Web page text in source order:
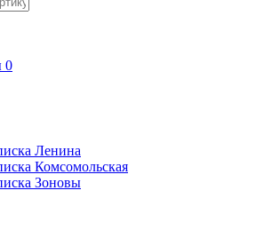
0
Ленина
Комсомольская
Зоновы